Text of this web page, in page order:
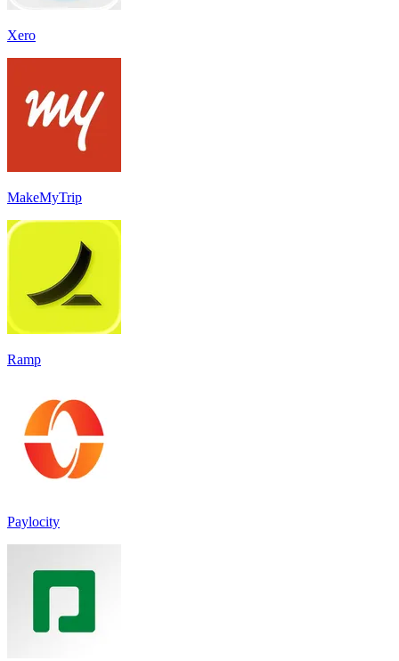
Xero
MakeMyTrip
Ramp
Paylocity